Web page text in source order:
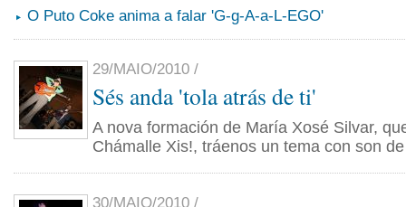
O Puto Coke anima a falar 'G-g-A-a-L-EGO'
29/MAIO/2010 /
Sés anda 'tola atrás de ti'
A nova formación de María Xosé Silvar,
Chámalle Xis!, tráenos un tema con son
30/MAIO/2010 /